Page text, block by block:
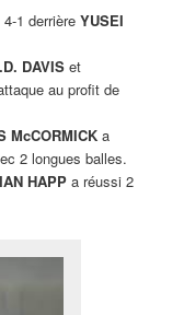
1 derrière YUSEI
DAVISet
au profit de
McCORMICKa
2 longues balles.
IAN HAPPa réussi 2